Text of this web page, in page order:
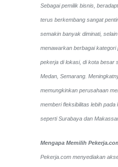
Sebagai pemilik bisnis,
terus berkembang sangat
semakin banyak diminati,
menawarkan berbagai
pekerja di lokasi, di kota besar
Medan, Semarang.
memungkinkan perusahaan
memberi fleksibilitas lebih
seperti Surabaya dan
Mengapa Memilih
Pekerja.com menyediakan